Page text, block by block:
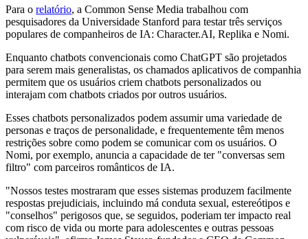
Para o relatório, a Common Sense Media trabalhou com
pesquisadores da Universidade Stanford para testar três serviços
populares de companheiros de IA: Character.AI, Replika e Nomi.
Enquanto chatbots convencionais como ChatGPT são projetados
para serem mais generalistas, os chamados aplicativos de companhia
permitem que os usuários criem chatbots personalizados ou
interajam com chatbots criados por outros usuários.
Esses chatbots personalizados podem assumir uma variedade de
personas e traços de personalidade, e frequentemente têm menos
restrições sobre como podem se comunicar com os usuários. O
Nomi, por exemplo, anuncia a capacidade de ter "conversas sem
filtro" com parceiros românticos de IA.
"Nossos testes mostraram que esses sistemas produzem facilmente
respostas prejudiciais, incluindo má conduta sexual, estereótipos e
"conselhos" perigosos que, se seguidos, poderiam ter impacto real
com risco de vida ou morte para adolescentes e outras pessoas